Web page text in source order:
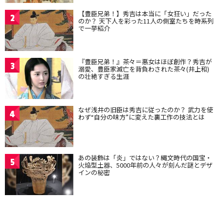
2 【豊臣兄弟！】秀吉は本当に「女狂い」だった
のか？ 天下人を彩った11人の側室たちを時系列
で一挙紹介
3 『豊臣兄弟！』茶々＝悪女はほぼ創作？秀吉が
溺愛、豊臣家滅亡を背負わされた茶々(井上和)
の壮絶すぎる生涯
4 なぜ浅井の旧臣は秀吉に従ったのか？ 武力を使
わず“自分の味方”に変えた裏工作の技法とは
5 あの装飾は「炎」ではない？縄文時代の国宝・
火焔型土器、5000年前の人々が刻んだ謎とデザ
インの秘密